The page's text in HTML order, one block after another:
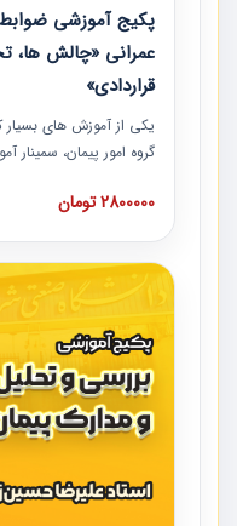
پکیج آموزشی
عمرانی «چالش ها،
قراردادی»
یکی از آموزش‏‏‏‏‏‏ های بسیار
گروه امور پیمان، سمینار
های عمرانی» چالش ها،
است که در محل سندیکای
مدارک پیمان به همراه
2800000 تومان